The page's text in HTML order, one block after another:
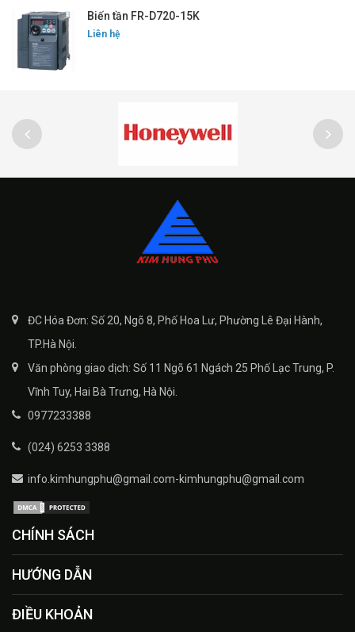
Biến tần FR-D720-15K
Liên hệ
ĐC Hóa Đơn: Số 20, Ngõ 8, Phố Hoa Lư, Phường Lê Đại Hành,
TP.Hà Nội.
Văn phòng giao dịch: Số 11 Ngõ 61 Ngách 25 Phố Lạc Trung, P.
Vĩnh Tuy, Hai Bà Trưng, Hà Nội.
0977233388
(024) 6253 3388
info.kimhungphu@gmail.com-kimhungphu@gmail.com
CHÍNH SÁCH
HƯỚNG DẪN
ĐIỀU KHOẢN